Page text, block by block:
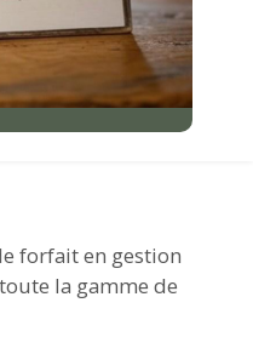
forfait en gestion
la gamme de